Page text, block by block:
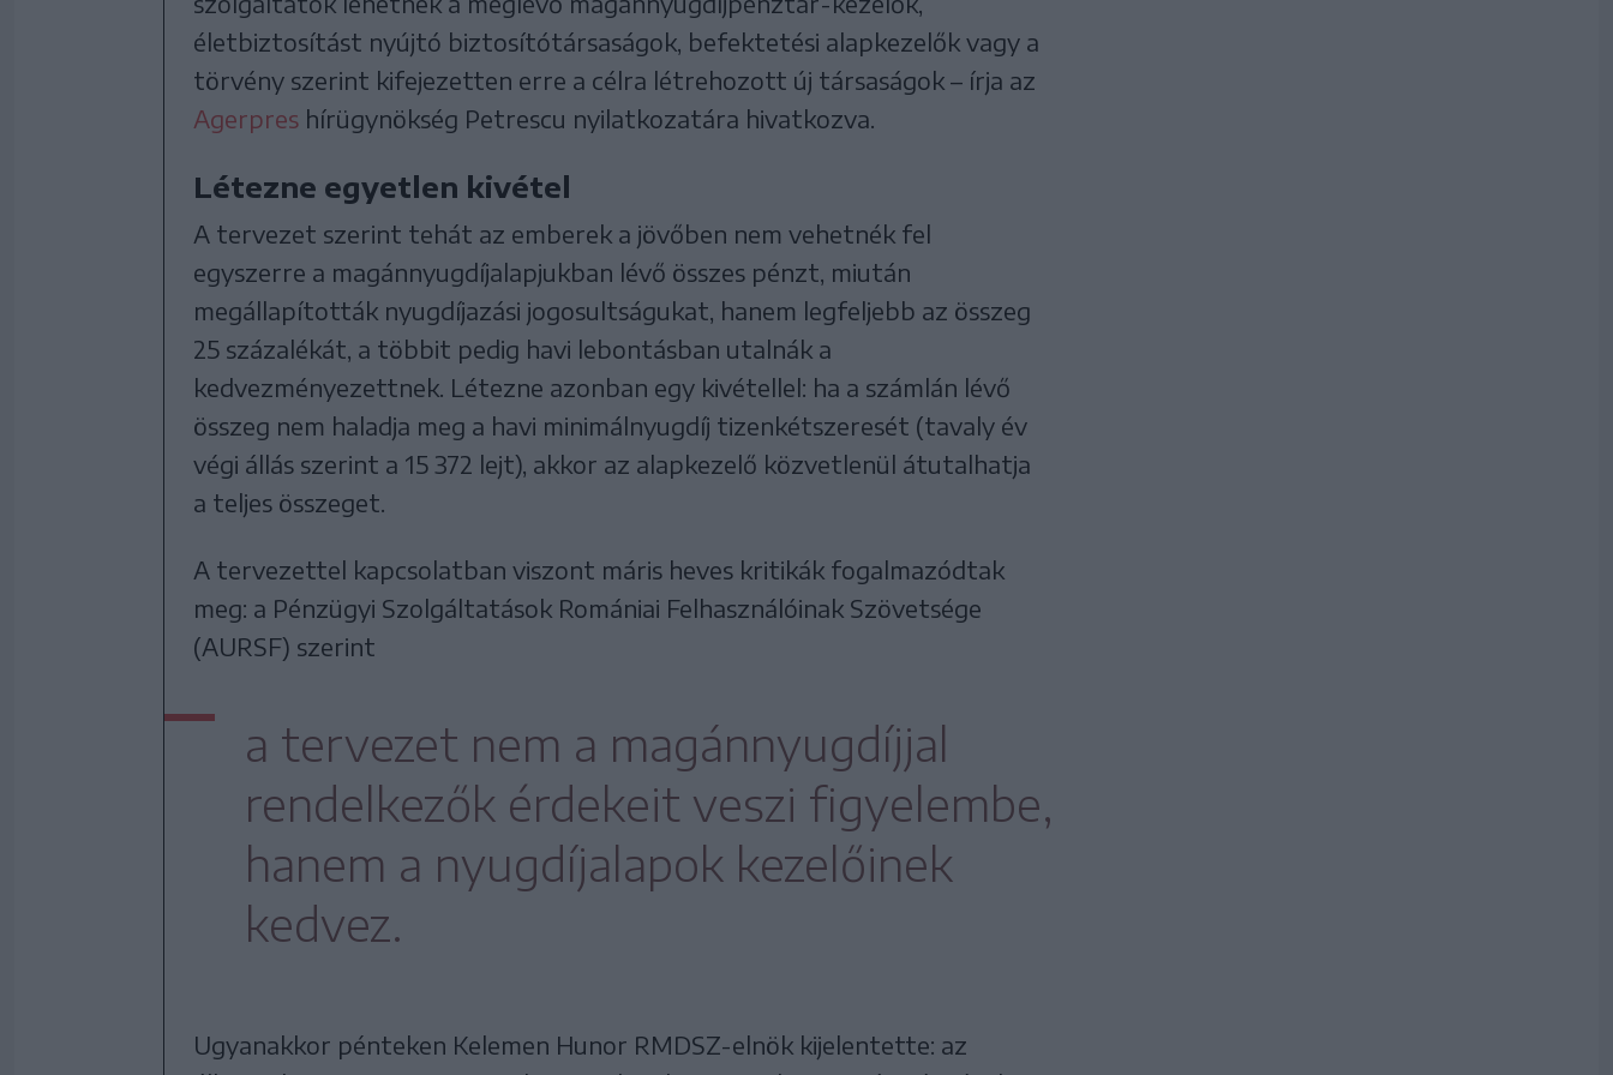
életbiztosítást nyújtó biztosítótársaságok, befektetési alapkezelők vagy a
törvény szerint kifejezetten erre a célra létrehozott új társaságok – írja az
Agerpres hírügynökség Petrescu nyilatkozatára hivatkozva.
Létezne egyetlen kivétel
A tervezet szerint tehát az emberek a jövőben nem vehetnék fel
egyszerre a magánnyugdíjalapjukban lévő összes pénzt, miután
megállapították nyugdíjazási jogosultságukat, hanem legfeljebb az összeg
25 százalékát, a többit pedig havi lebontásban utalnák a
kedvezményezettnek. Létezne azonban egy kivétellel: ha a számlán lévő
összeg nem haladja meg a havi minimálnyugdíj tizenkétszeresét (tavaly év
végi állás szerint a 15 372 lejt), akkor az alapkezelő közvetlenül átutalhatja
a teljes összeget.
A tervezettel kapcsolatban viszont máris heves kritikák fogalmazódtak
meg: a Pénzügyi Szolgáltatások Romániai Felhasználóinak Szövetsége
(AURSF) szerint
a tervezet nem a magánnyugdíjjal
rendelkezők érdekeit veszi figyelembe,
hanem a nyugdíjalapok kezelőinek
kedvez.
Ugyanakkor pénteken Kelemen Hunor RMDSZ-elnök kijelentette: az